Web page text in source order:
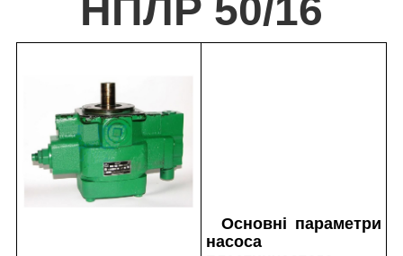
НПЛР 50/16
Основні параметри
насоса